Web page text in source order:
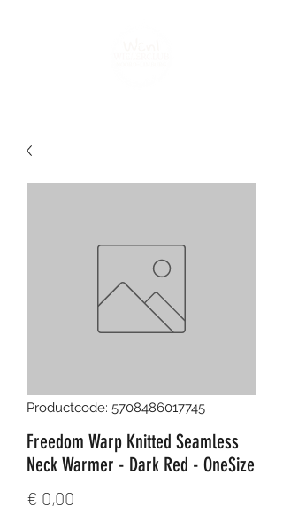
Productcode: 5708486017745
Freedom Warp Knitted Seamless
Neck Warmer - Dark Red - OneSize
€ 0,00